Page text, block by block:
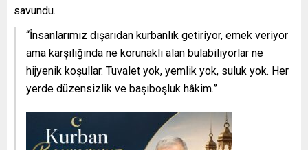
savundu.
“İnsanlarımız dışarıdan kurbanlık getiriyor, emek veriyor
ama karşılığında ne korunaklı alan bulabiliyorlar ne
hijyenik koşullar. Tuvalet yok, yemlik yok, suluk yok. Her
yerde düzensizlik ve başıboşluk hâkim.”